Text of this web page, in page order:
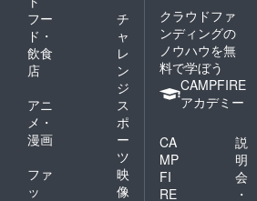
フー
ド・
飲食
店
チ
ャ
レ
ン
ジ
アニ
メ・
漫画
ス
ポ
ー
ツ
ファ
ッ
映
像
クラウドファ
ンディングの
ノウハウを無
料で学ぼう
CAMPFIRE
アカデミー
CA
MP
FI
RE
説
明
会
・